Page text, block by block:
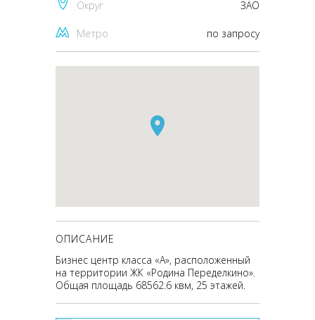
Округ ЗАО
Метро по запросу
ОПИСАНИЕ
Бизнес центр класса «А», расположенный
на территории ЖК «Родина Переделкино».
Общая площадь 68562.6 квм, 25 этажей.